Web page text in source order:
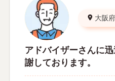
大阪府
アドバイザーさんに
謝しております。